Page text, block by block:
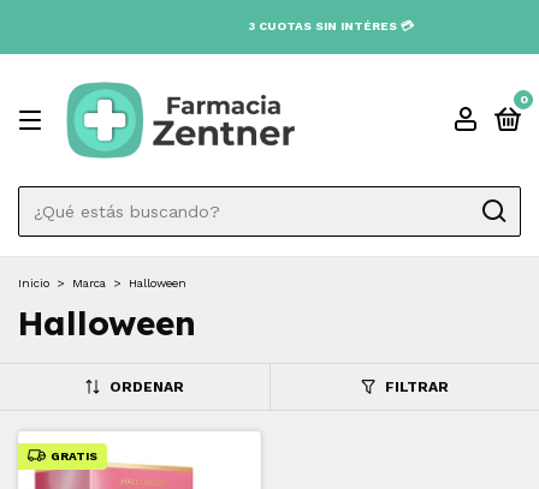
3 CUOTAS SIN INTÉRES 💳
0
Inicio > Marca > Halloween
Halloween
ORDENAR FILTRAR
GRATIS